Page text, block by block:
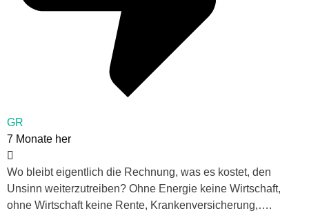
GR
7 Monate her
Wo bleibt eigentlich die Rechnung, was es kostet, den
Unsinn weiterzutreiben? Ohne Energie keine Wirtschaft,
ohne Wirtschaft keine Rente, Krankenversicherung,….